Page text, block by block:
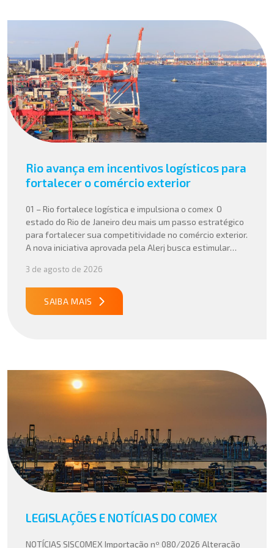
Rio avança em incentivos logísticos para
fortalecer o comércio exterior
01 – Rio fortalece logística e impulsiona o comex O
estado do Rio de Janeiro deu mais um passo estratégico
para fortalecer sua competitividade no comércio exterior.
A nova iniciativa aprovada pela Alerj busca estimular
para empresas que atuam com importação e exportação,
especialmente em setores que […]
3 de agosto de 2026
SAIBA MAIS
LEGISLAÇÕES E NOTÍCIAS DO COMEX
NOTÍCIAS SISCOMEX Importação nº 080/2026 Alteração